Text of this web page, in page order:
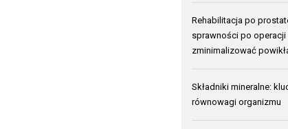
Rehabilitacja po
sprawności po
zminimalizować
Składniki mineralne:
równowagi organizmu